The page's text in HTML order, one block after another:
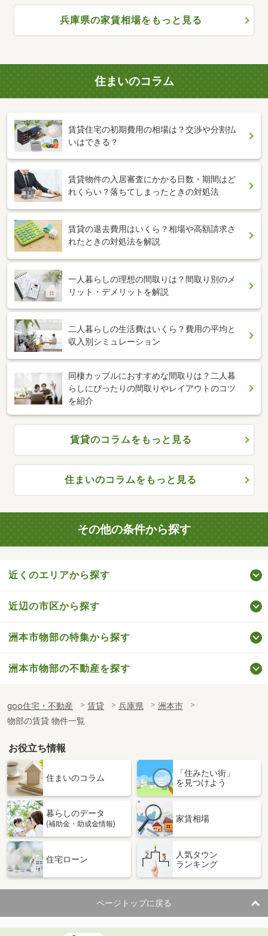
兵庫県の家賃相場をもっと見る
住まいのコラム
賃貸住宅の初期費用の相場は？交渉や分割払
いはできる？
賃貸物件の入居審査にかかる日数・期間はど
れくらい？落ちてしまったときの対処法
賃貸の退去費用はいくら？相場や高額請求さ
れたときの対処法を解説
一人暮らしの理想の間取りは？間取り別のメ
リット・デメリットを解説
二人暮らしの生活費はいくら？費用の平均と
収入別シミュレーション
同棲カップルにおすすめな間取りは？二人暮
らしにぴったりの間取りやレイアウトのコツ
を紹介
賃貸のコラムをもっと見る
住まいのコラムをもっと見る
その他の条件から探す
近くのエリアから探す
近辺の市区から探す
洲本市物部の特集から探す
洲本市物部の不動産を探す
goo住宅・不動産 賃貸 兵庫県
洲本市
物部の賃貸 物件一覧
お役立ち情報
住まいのコラム
「住みたい街」
を見つけよう
暮らしのデータ
(補助金・助成金情報)
家賃相場
住宅ローン
人気タウン
ランキング
ページトップに戻る